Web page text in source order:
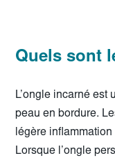
Quels sont
L’ongle incarné est
peau en bordure.
légère
Lorsque l’ongle